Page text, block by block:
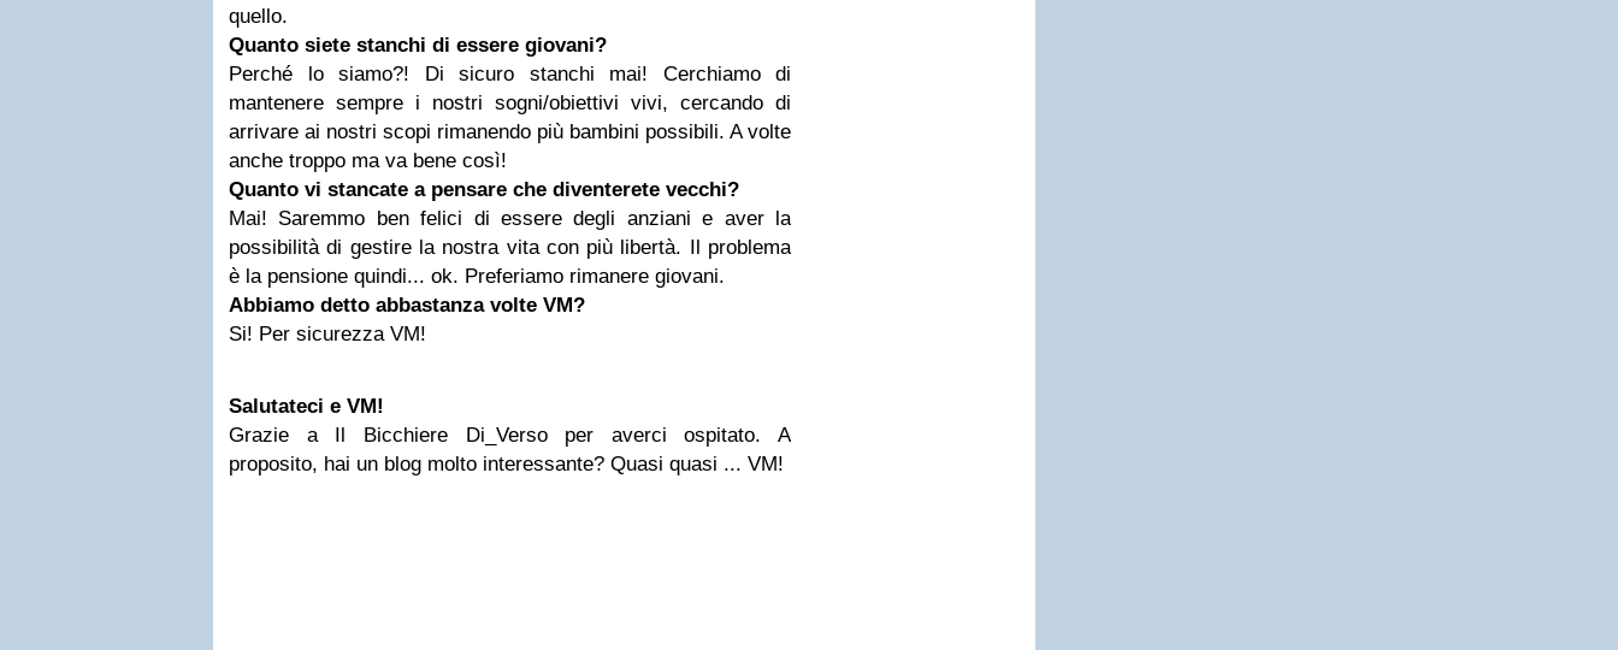
quello.
Quanto siete stanchi di essere giovani?
Perché lo siamo?! Di sicuro stanchi mai! Cerchiamo di
mantenere sempre i nostri sogni/obiettivi vivi, cercando di
arrivare ai nostri scopi rimanendo più bambini possibili. A volte
anche troppo ma va bene così!
Quanto vi stancate a pensare che diventerete vecchi?
Mai! Saremmo ben felici di essere degli anziani e aver la
possibilità di gestire la nostra vita con più libertà. Il problema
è la pensione quindi... ok. Preferiamo rimanere giovani.
Abbiamo detto abbastanza volte VM?
Si! Per sicurezza VM!
Salutateci e VM!
Grazie a Il Bicchiere Di_Verso per averci ospitato. A
proposito, hai un blog molto interessante? Quasi quasi ... VM!